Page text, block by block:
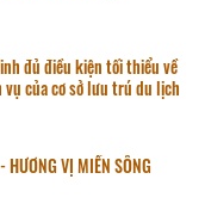
đủ điều kiện tối thiểu về
của cơ sở lưu trú du lịch
HƯƠNG VỊ MIỀN SÔNG